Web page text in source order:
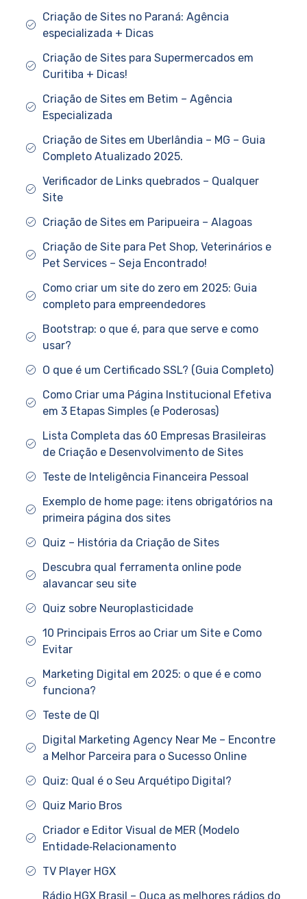
Criação de Sites no Paraná: Agência
especializada + Dicas
Criação de Sites para Supermercados em
Curitiba + Dicas!
Criação de Sites em Betim – Agência
Especializada
Criação de Sites em Uberlândia – MG – Guia
Completo Atualizado 2025.
Verificador de Links quebrados – Qualquer
Site
Criação de Sites em Paripueira – Alagoas
Criação de Site para Pet Shop, Veterinários e
Pet Services – Seja Encontrado!
Como criar um site do zero em 2025: Guia
completo para empreendedores
Bootstrap: o que é, para que serve e como
usar?
O que é um Certificado SSL? (Guia Completo)
Como Criar uma Página Institucional Efetiva
em 3 Etapas Simples (e Poderosas)
Lista Completa das 60 Empresas Brasileiras
de Criação e Desenvolvimento de Sites
Teste de Inteligência Financeira Pessoal
Exemplo de home page: itens obrigatórios na
primeira página dos sites
Quiz – História da Criação de Sites
Descubra qual ferramenta online pode
alavancar seu site
Quiz sobre Neuroplasticidade
10 Principais Erros ao Criar um Site e Como
Evitar
Marketing Digital em 2025: o que é e como
funciona?
Teste de QI
Digital Marketing Agency Near Me – Encontre
a Melhor Parceira para o Sucesso Online
Quiz: Qual é o Seu Arquétipo Digital?
Quiz Mario Bros
Criador e Editor Visual de MER (Modelo
Entidade‑Relacionamento
TV Player HGX
Rádio HGX Brasil – Ouça as melhores rádios do